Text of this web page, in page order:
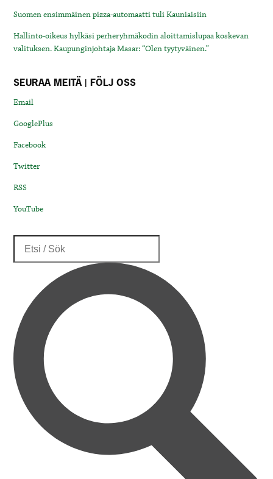
Suomen ensimmäinen pizza-automaatti tuli Kauniaisiin
Hallinto-oikeus hylkäsi perheryhmäkodin aloittamislupaa koskevan
valituksen. Kaupunginjohtaja Masar: “Olen tyytyväinen.”
SEURAA MEITÄ | FÖLJ OSS
Email
GooglePlus
Facebook
Twitter
RSS
YouTube